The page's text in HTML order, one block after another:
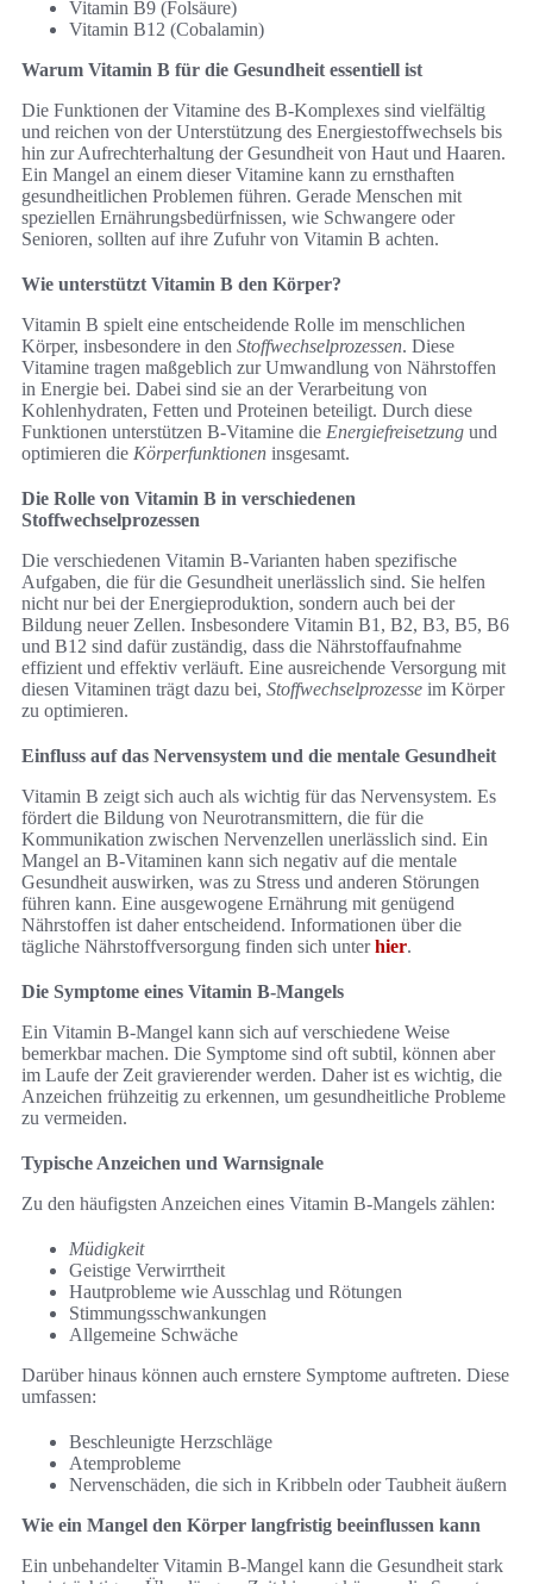
Vitamin B9 (Folsäure)
Vitamin B12 (Cobalamin)
Warum Vitamin B für die Gesundheit essentiell ist
Die Funktionen der Vitamine des B-Komplexes sind vielfältig
und reichen von der Unterstützung des Energiestoffwechsels bis
hin zur Aufrechterhaltung der Gesundheit von Haut und Haaren.
Ein Mangel an einem dieser Vitamine kann zu ernsthaften
gesundheitlichen Problemen führen. Gerade Menschen mit
speziellen Ernährungsbedürfnissen, wie Schwangere oder
Senioren, sollten auf ihre Zufuhr von Vitamin B achten.
Wie unterstützt Vitamin B den Körper?
Vitamin B spielt eine entscheidende Rolle im menschlichen
Körper, insbesondere in den Stoffwechselprozessen. Diese
Vitamine tragen maßgeblich zur Umwandlung von Nährstoffen
in Energie bei. Dabei sind sie an der Verarbeitung von
Kohlenhydraten, Fetten und Proteinen beteiligt. Durch diese
Funktionen unterstützen B-Vitamine die Energiefreisetzung und
optimieren die Körperfunktionen insgesamt.
Die Rolle von Vitamin B in verschiedenen
Stoffwechselprozessen
Die verschiedenen Vitamin B-Varianten haben spezifische
Aufgaben, die für die Gesundheit unerlässlich sind. Sie helfen
nicht nur bei der Energieproduktion, sondern auch bei der
Bildung neuer Zellen. Insbesondere Vitamin B1, B2, B3, B5, B6
und B12 sind dafür zuständig, dass die Nährstoffaufnahme
effizient und effektiv verläuft. Eine ausreichende Versorgung mit
diesen Vitaminen trägt dazu bei, Stoffwechselprozesse im Körper
zu optimieren.
Einfluss auf das Nervensystem und die mentale Gesundheit
Vitamin B zeigt sich auch als wichtig für das Nervensystem. Es
fördert die Bildung von Neurotransmittern, die für die
Kommunikation zwischen Nervenzellen unerlässlich sind. Ein
Mangel an B-Vitaminen kann sich negativ auf die mentale
Gesundheit auswirken, was zu Stress und anderen Störungen
führen kann. Eine ausgewogene Ernährung mit genügend
Nährstoffen ist daher entscheidend. Informationen über die
tägliche Nährstoffversorgung finden sich unterhier.
Die Symptome eines Vitamin B-Mangels
Ein Vitamin B-Mangel kann sich auf verschiedene Weise
bemerkbar machen. Die Symptome sind oft subtil, können aber
im Laufe der Zeit gravierender werden. Daher ist es wichtig, die
Anzeichen frühzeitig zu erkennen, um gesundheitliche Probleme
zu vermeiden.
Typische Anzeichen und Warnsignale
Zu den häufigsten Anzeichen eines Vitamin B-Mangels zählen:
Müdigkeit
Geistige Verwirrtheit
Hautprobleme wie Ausschlag und Rötungen
Stimmungsschwankungen
Allgemeine Schwäche
Darüber hinaus können auch ernstere Symptome auftreten. Diese
umfassen:
Beschleunigte Herzschläge
Atemprobleme
Nervenschäden, die sich in Kribbeln oder Taubheit äußern
Wie ein Mangel den Körper langfristig beeinflussen kann
Ein unbehandelter Vitamin B-Mangel kann die Gesundheit stark